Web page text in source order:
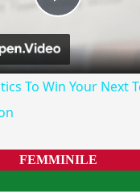
Play
Video
To Win Your Next
FEMMINILE